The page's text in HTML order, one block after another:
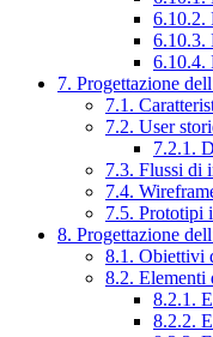
6.10.2.
6.10.3.
6.10.4.
7. Progettazione
7.1.
7.2. User
7.2.1.
7.3. Flussi di
7.4.
7.5. Prototipi
8. Progettazione
8.1. Obiettivi
8.2. Elementi
8.2.1.
8.2.2.